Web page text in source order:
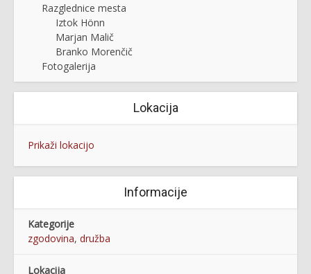
Razglednice mesta
Iztok Hönn
Marjan Malič
Branko Morenčič
Fotogalerija
Lokacija
Prikaži lokacijo
Informacije
Kategorije
zgodovina, družba
Lokacija